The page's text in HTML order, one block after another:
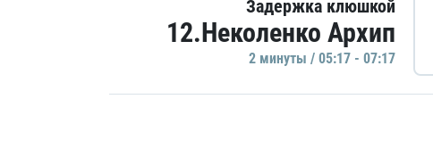
Задержка клюшкой
12.Неколенко Архип
2 минуты / 05:17 - 07:17